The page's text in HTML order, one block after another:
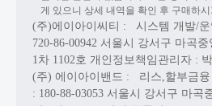
게 있으니 상세 내역을 확인 후 구매하시
(주)에이아이씨티 : 시스템 개발/운
720-86-00942 서울시 강서구 마곡중
1차 1102호 개인정보책임관리자 :
(주) 에이아이밴드 : 리스,할부금융
: 180-88-03053 서울시 강서구 마곡